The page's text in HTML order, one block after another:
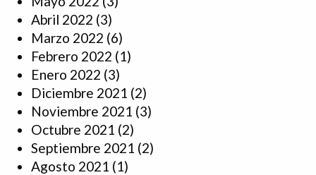
Abril 2022 (3)
Marzo 2022 (6)
Febrero 2022 (1)
Enero 2022 (3)
Diciembre 2021 (2)
Noviembre 2021 (3)
Octubre 2021 (2)
Septiembre 2021 (2)
Agosto 2021 (1)